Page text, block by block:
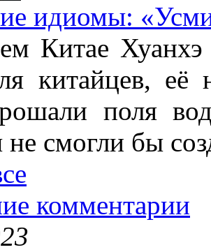
идиомы:
Китае
китайцев, её
поля
смогли бы
комментарии